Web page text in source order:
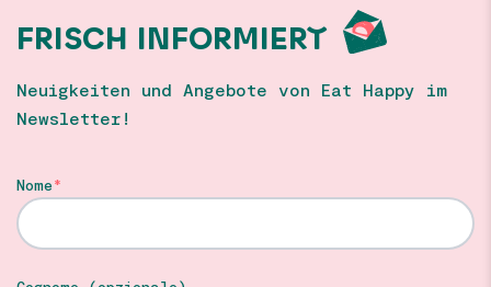
FRISCH INFORMIERT
Neuigkeiten und Angebote von Eat Happy im
Newsletter!
Nome